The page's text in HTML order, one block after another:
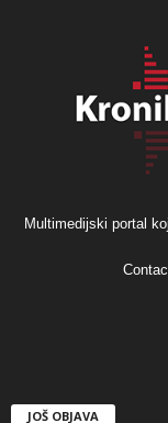
Multimedijski portal
JOŠ OBJAVA